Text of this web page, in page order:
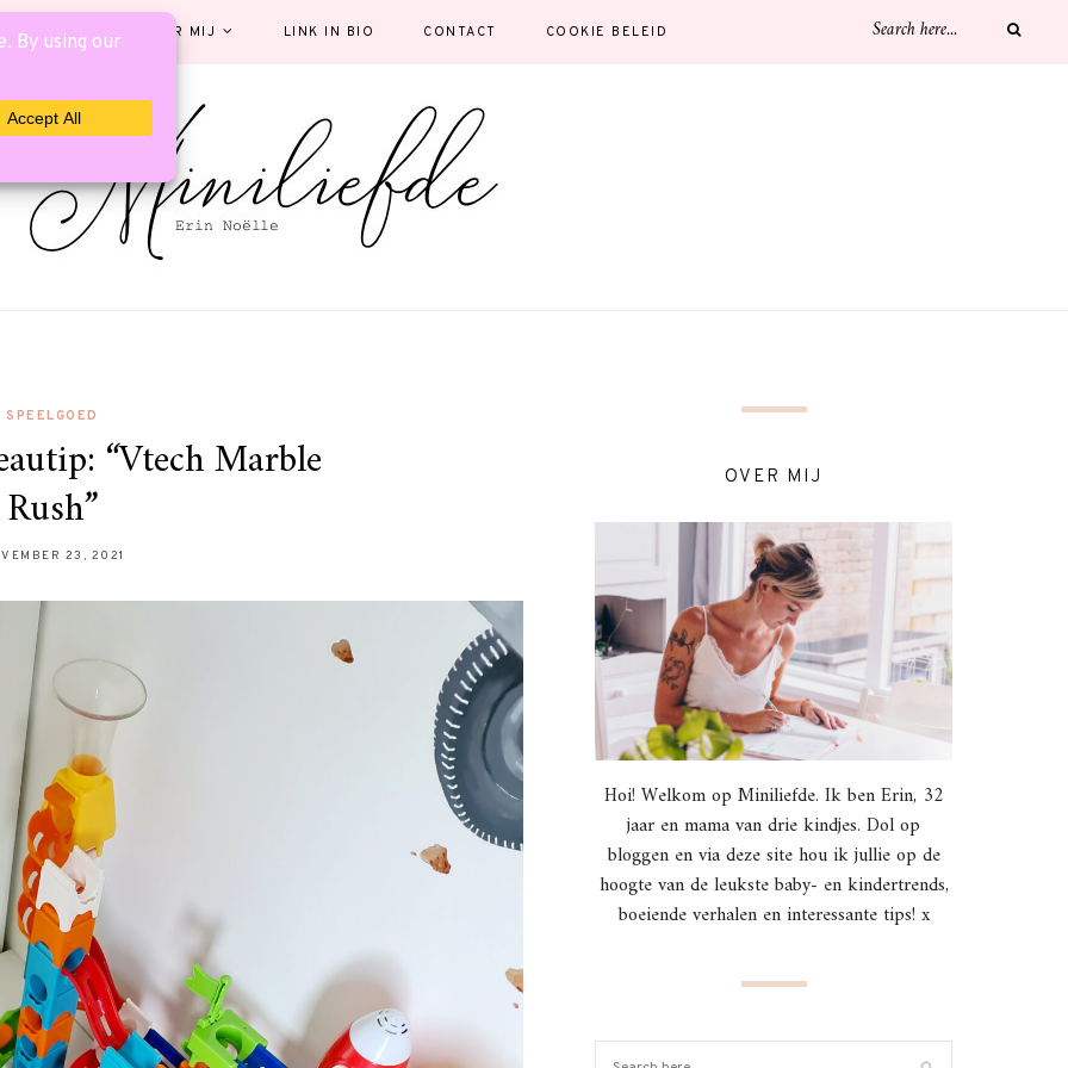
OVER MIJ LINK IN BIO CONTACT COOKIE BELEID
SPEELGOED
“Vtech Marble
Rush”
23, 2021
OVER MIJ
Hoi! Welkom op Miniliefde. Ik ben Erin, 32
jaar en mama van drie kindjes. Dol op
bloggen en via deze site hou ik jullie op de
hoogte van de leukste baby- en kindertrends,
boeiende verhalen en interessante tips! x